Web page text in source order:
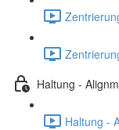
Haltung -
Haltung -